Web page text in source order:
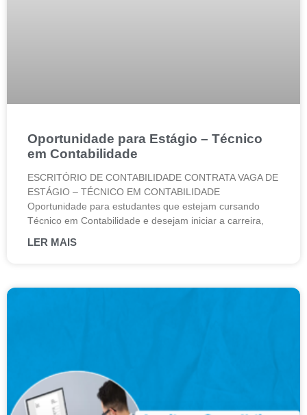
Oportunidade para Estágio – Técnico
em Contabilidade
ESCRITÓRIO DE CONTABILIDADE CONTRATA VAGA DE
ESTÁGIO – TÉCNICO EM CONTABILIDADE
Oportunidade para estudantes que estejam cursando
Técnico em Contabilidade e desejam iniciar a carreira,
LER MAIS